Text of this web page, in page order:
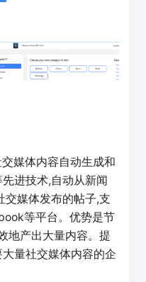
媒体内容自动生成和
进技术,自动从新闻
交媒体发布的帖子,支
等平台。优势是节
地产出大量内容。提
量社交媒体内容的企